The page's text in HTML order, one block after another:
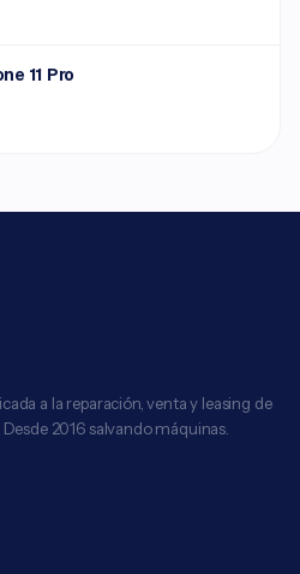
11 Pro
a la reparación, venta y leasing de
2016 salvando máquinas.